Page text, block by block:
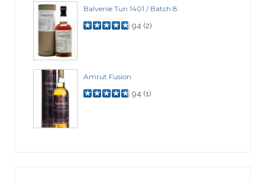
Balvenie Tun 1401 / Batch 8
94 (2)
Amrut Fusion
94 (1)